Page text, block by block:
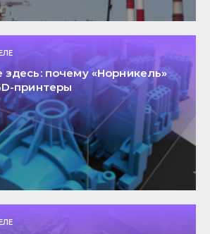
почему «Норникель»
принтеры